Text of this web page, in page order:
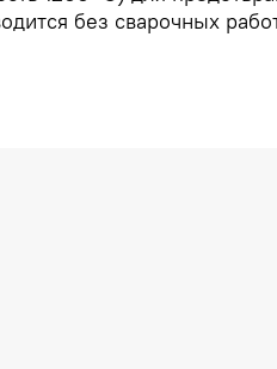
без сварочных